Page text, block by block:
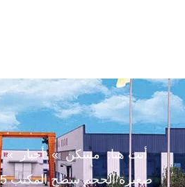
أنت هنا: مسكن » أخبار »
صغيرة الحجم سطح المكتب 5 محور cnc راوتر للبيع